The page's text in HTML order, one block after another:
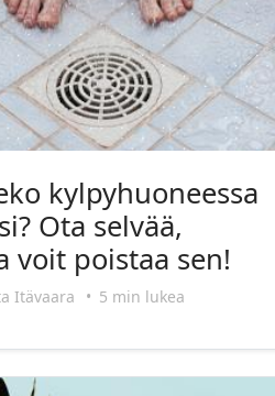
kylpyhuoneessa
Ota selvää,
voit poistaa sen!
Itävaara • 5 min lukea